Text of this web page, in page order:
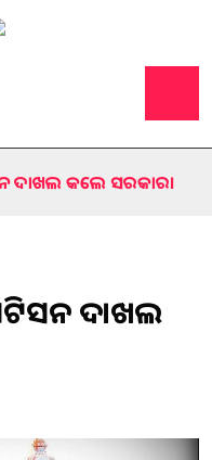
ଦାଖଲ କଲେ ସରକାର।
ପିଟିସନ ଦାଖଲ